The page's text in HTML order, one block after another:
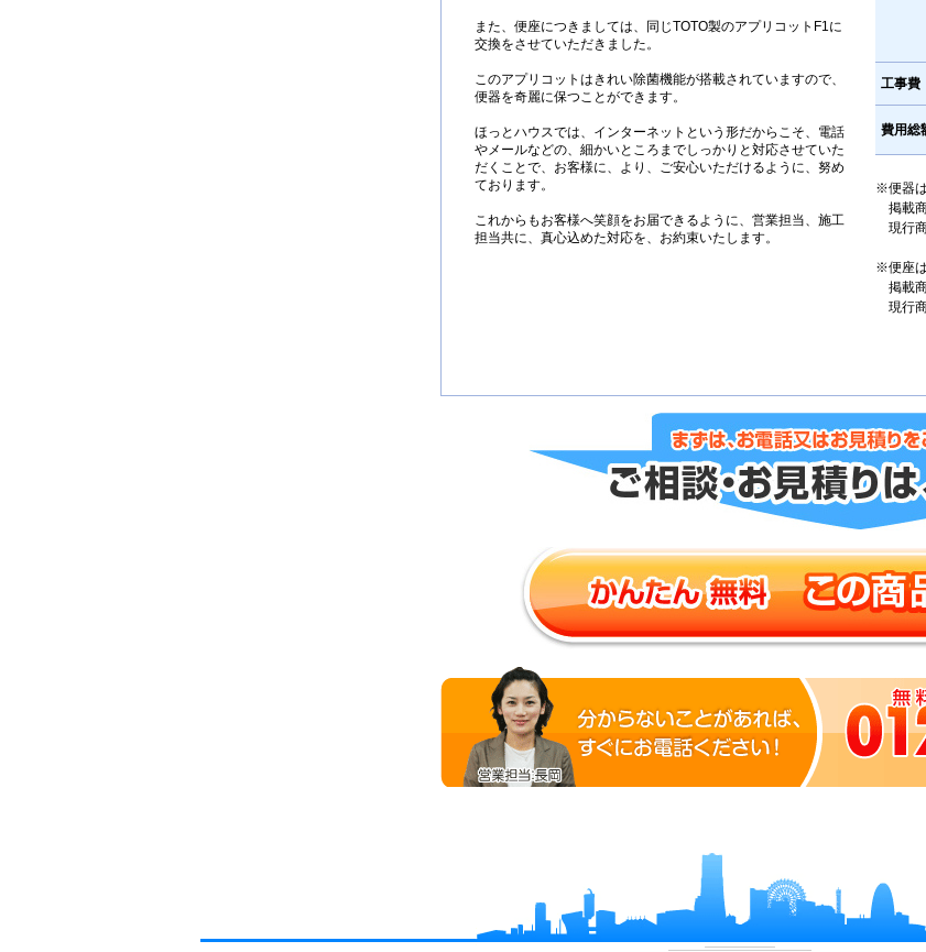
また、便座につきましては、同じTOTO製のアプリコットF1に
交換をさせていただきました。
このアプリコットはきれい除菌機能が搭載されていますので、
便器を奇麗に保つことができます。
ほっとハウスでは、インターネットという形だからこそ、電話
やメールなどの、細かいところまでしっかりと対応させていた
だくことで、お客様に、より、ご安心いただけるように、努め
ております。
これからもお客様へ笑顔をお届できるように、営業担当、施工
担当共に、真心込めた対応を、お約束いたします。
工事費
費用総
※便器
掲載
現行商
※便座
掲載
現行商